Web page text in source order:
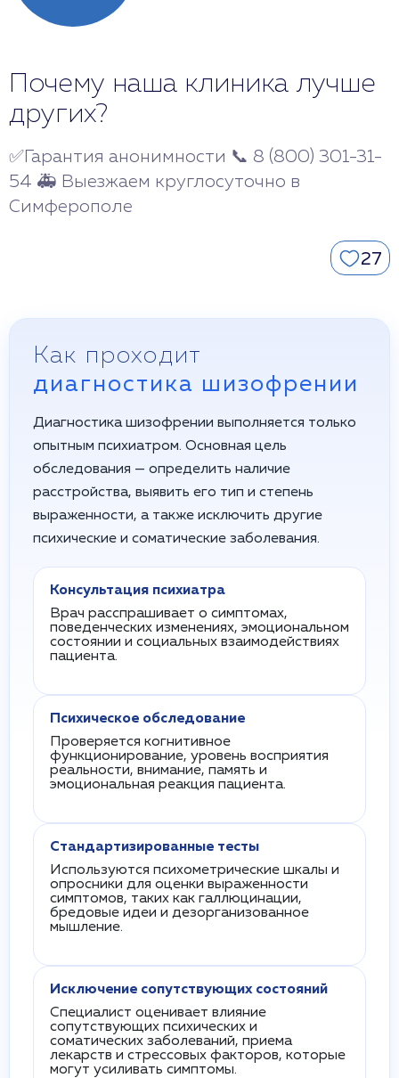
Почему наша клиника лучше
других?
✅Гарантия анонимности 📞 8 (800) 301-31-
54 🚑 Выезжаем круглосуточно в
Симферополе
27
Как проходит
диагностика шизофрении
Диагностика шизофрении выполняется только
опытным психиатром. Основная цель
обследования — определить наличие
расстройства, выявить его тип и степень
выраженности, а также исключить другие
психические и соматические заболевания.
Консультация психиатра
Врач расспрашивает о симптомах,
поведенческих изменениях, эмоциональном
состоянии и социальных взаимодействиях
пациента.
Психическое обследование
Проверяется когнитивное
функционирование, уровень восприятия
реальности, внимание, память и
эмоциональная реакция пациента.
Стандартизированные тесты
Используются психометрические шкалы и
опросники для оценки выраженности
симптомов, таких как галлюцинации,
бредовые идеи и дезорганизованное
мышление.
Исключение сопутствующих состояний
Специалист оценивает влияние
сопутствующих психических и
соматических заболеваний, приема
лекарств и стрессовых факторов, которые
могут усиливать симптомы.